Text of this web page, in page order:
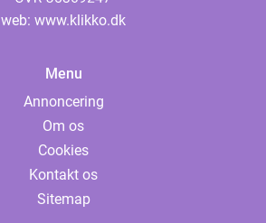
web: www.klikko.dk
Menu
Annoncering
Om os
Cookies
Kontakt os
Sitemap